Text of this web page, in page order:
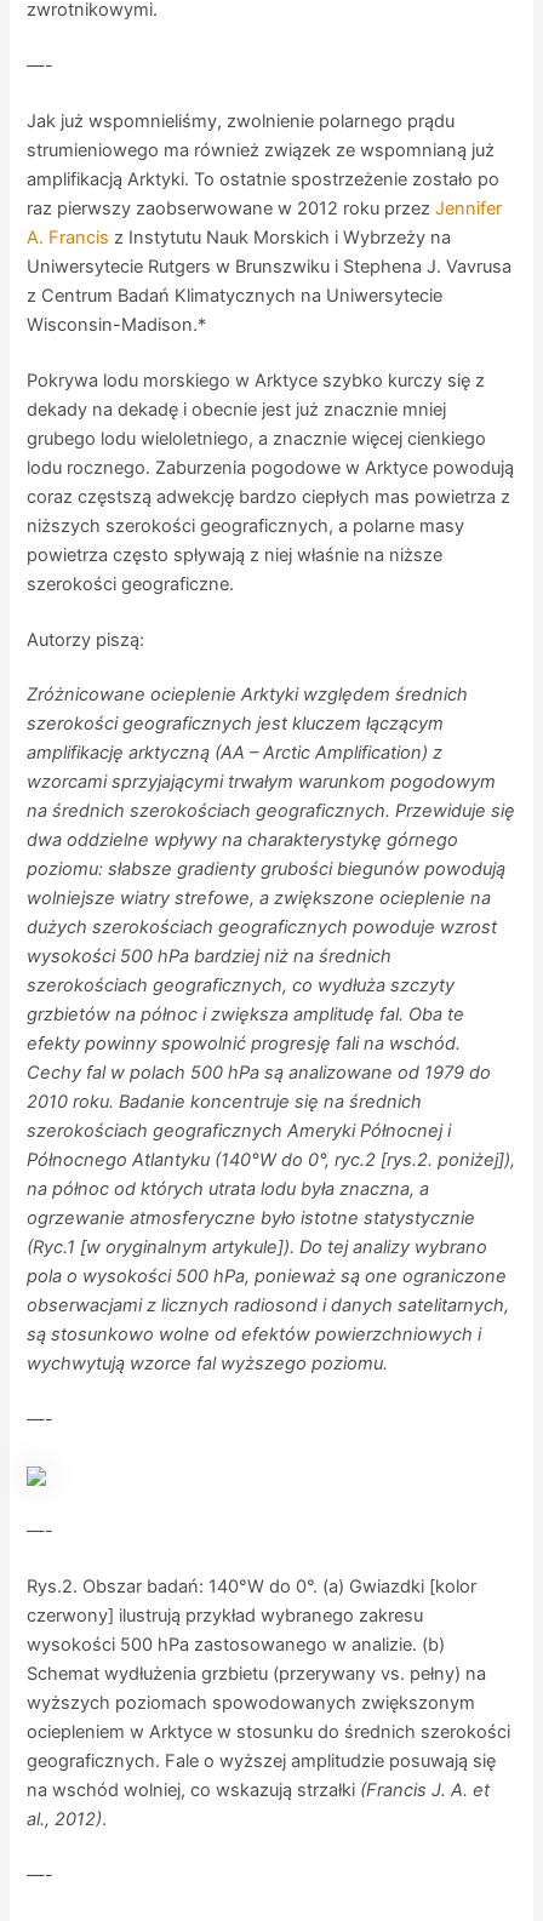
zwrotnikowymi.
—-
Jak już wspomnieliśmy, zwolnienie polarnego prądu
strumieniowego ma również związek ze wspomnianą już
amplifikacją Arktyki. To ostatnie spostrzeżenie zostało po
raz pierwszy zaobserwowane w 2012 roku przezJennifer
A. Francis z Instytutu Nauk Morskich i Wybrzeży na
Uniwersytecie Rutgers w Brunszwiku i Stephena J. Vavrusa
z Centrum Badań Klimatycznych na Uniwersytecie
Wisconsin-Madison.*
Pokrywa lodu morskiego w Arktyce szybko kurczy się z
dekady na dekadę i obecnie jest już znacznie mniej
grubego lodu wieloletniego, a znacznie więcej cienkiego
lodu rocznego. Zaburzenia pogodowe w Arktyce powodują
coraz częstszą adwekcję bardzo ciepłych mas powietrza z
niższych szerokości geograficznych, a polarne masy
powietrza często spływają z niej właśnie na niższe
szerokości geograficzne.
Autorzy piszą:
Zróżnicowane ocieplenie Arktyki względem średnich
szerokości geograficznych jest kluczem łączącym
amplifikację arktyczną (AA – Arctic Amplification) z
wzorcami sprzyjającymi trwałym warunkom pogodowym
na średnich szerokościach geograficznych. Przewiduje się
dwa oddzielne wpływy na charakterystykę górnego
poziomu: słabsze gradienty grubości biegunów powodują
wolniejsze wiatry strefowe, a zwiększone ocieplenie na
dużych szerokościach geograficznych powoduje wzrost
wysokości 500 hPa bardziej niż na średnich
szerokościach geograficznych, co wydłuża szczyty
grzbietów na północ i zwiększa amplitudę fal. Oba te
efekty powinny spowolnić progresję fali na wschód.
Cechy fal w polach 500 hPa są analizowane od 1979 do
2010 roku. Badanie koncentruje się na średnich
szerokościach geograficznych Ameryki Północnej i
Północnego Atlantyku (140°W do 0°, ryc.2 [rys.2. poniżej]),
na północ od których utrata lodu była znaczna, a
ogrzewanie atmosferyczne było istotne statystycznie
(Ryc.1 [w oryginalnym artykule]). Do tej analizy wybrano
pola o wysokości 500 hPa, ponieważ są one ograniczone
obserwacjami z licznych radiosond i danych satelitarnych,
są stosunkowo wolne od efektów powierzchniowych i
wychwytują wzorce fal wyższego poziomu.
—-
—-
Rys.2. Obszar badań: 140°W do 0°. (a) Gwiazdki [kolor
czerwony] ilustrują przykład wybranego zakresu
wysokości 500 hPa zastosowanego w analizie. (b)
Schemat wydłużenia grzbietu (przerywany vs. pełny) na
wyższych poziomach spowodowanych zwiększonym
ociepleniem w Arktyce w stosunku do średnich szerokości
geograficznych. Fale o wyższej amplitudzie posuwają się
na wschód wolniej, co wskazują strzałki (Francis J. A. et
al., 2012).
—-